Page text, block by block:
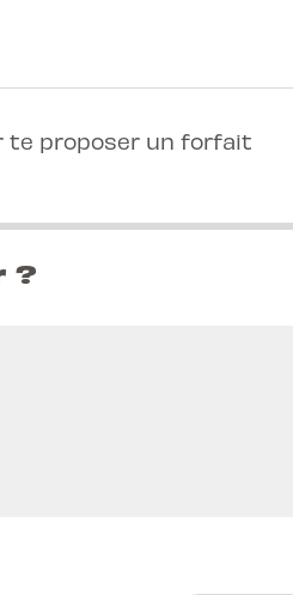
te proposer un forfait
?